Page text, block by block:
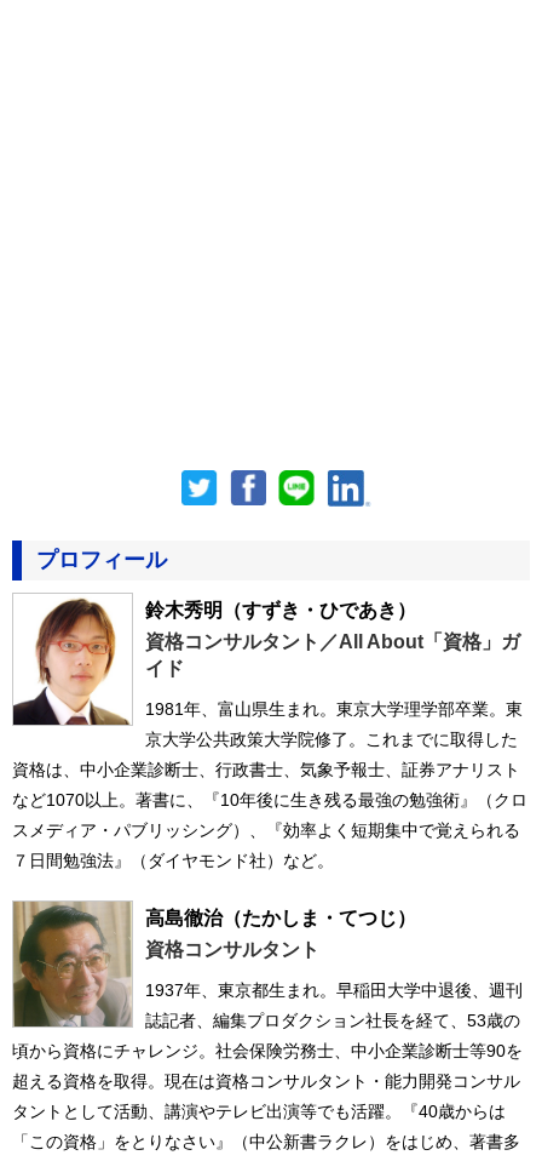
プロフィール
鈴木秀明
（すずき・ひであき）
資格コンサルタント／All About「資格」ガ
イド
1981年、富山県生まれ。東京大学理学部卒業。東
京大学公共政策大学院修了。これまでに取得した
資格は、中小企業診断士、行政書士、気象予報士、証券アナリスト
など1070以上。著書に、『10年後に生き残る最強の勉強術』（クロ
スメディア・パブリッシング）、『効率よく短期集中で覚えられる
７日間勉強法』（ダイヤモンド社）など。
高島徹治（たかしま・てつじ）
資格コンサルタント
1937年、東京都生まれ。早稲田大学中退後、週刊
誌記者、編集プロダクション社長を経て、53歳の
頃から資格にチャレンジ。社会保険労務士、中小企業診断士等90を
超える資格を取得。現在は資格コンサルタント・能力開発コンサル
タントとして活動、講演やテレビ出演等でも活躍。『40歳からは
「この資格」をとりなさい』（中公新書ラクレ）をはじめ、著書多